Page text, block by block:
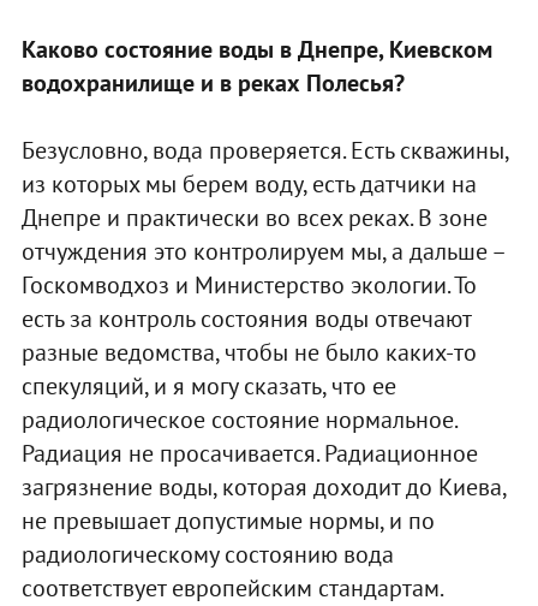
Каково состояние воды в Днепре, Киевском
водохранилище и в реках Полесья?
Безусловно, вода проверяется. Есть скважины,
из которых мы берем воду, есть датчики на
Днепре и практически во всех реках. В зоне
отчуждения это контролируем мы, а дальше –
Госкомводхоз и Министерство экологии. То
есть за контроль состояния воды отвечают
разные ведомства, чтобы не было каких-то
спекуляций, и я могу сказать, что ее
радиологическое состояние нормальное.
Радиация не просачивается. Радиационное
загрязнение воды, которая доходит до Киева,
не превышает допустимые нормы, и по
радиологическому состоянию вода
соответствует европейским стандартам.